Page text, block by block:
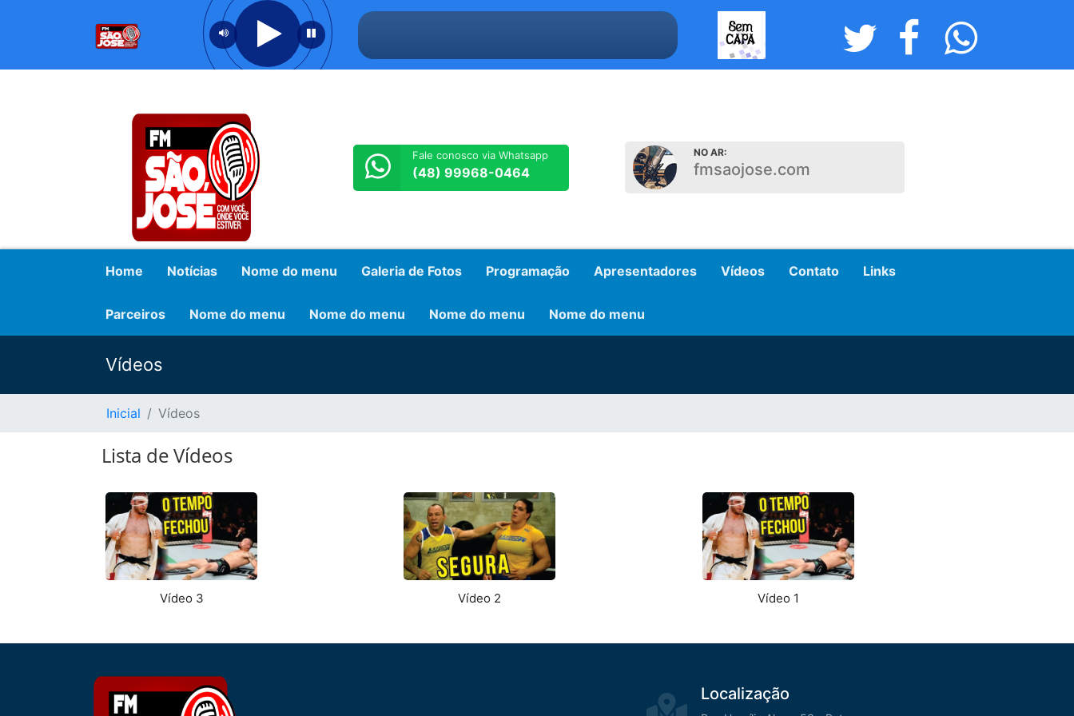
Fale conosco via Whatsapp
(48) 99968-0464
NO AR:
fmsaojose.com
Home Notícias Nome do menu Galeria de Fotos Programação Apresentadores Vídeos Contato Links
Parceiros Nome do menu Nome do menu Nome do menu Nome do menu
Vídeos
Inicial Vídeos
Lista de Vídeos
Vídeo 3 Vídeo 2 Vídeo 1
Localização